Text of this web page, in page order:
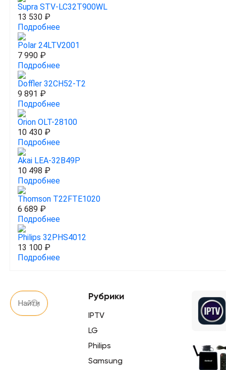
Supra STV-LC32T900WL
13 530 ₽
Подробнее
Polar 24LTV2001
7 990 ₽
Подробнее
Doffler 32CH52-T2
9 891 ₽
Подробнее
Orion OLT-28100
10 430 ₽
Подробнее
Akai LEA-32B49P
10 498 ₽
Подробнее
Thomson T22FTE1020
6 689 ₽
Подробнее
Philips 32PHS4012
13 100 ₽
Подробнее
Рубрики
IPTV
LG
Philips
Samsung